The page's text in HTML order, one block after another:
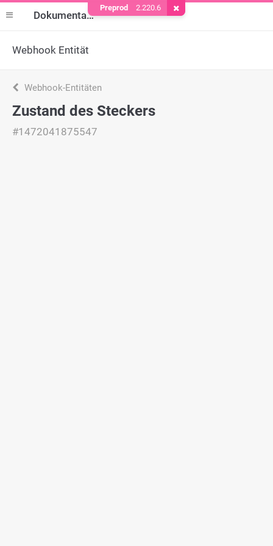
Dokumentation
Webhook Entität
Webhook-Entitäten
Zustand des Steckers
#1472041875547
Preprod 2.220.6 Cookie entfernen